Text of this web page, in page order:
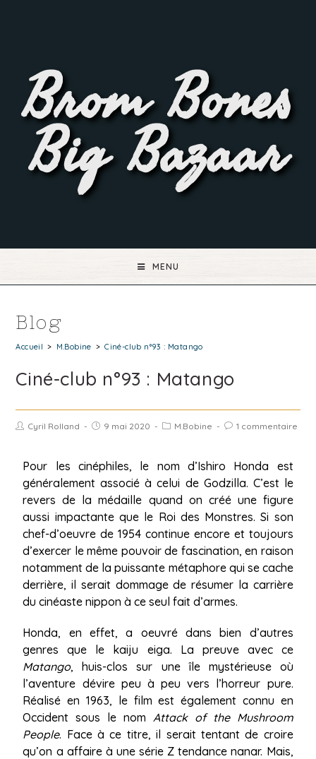
Brom Bones
Big Bazaar
MENU
Blog
Accueil > M.Bobine > Ciné-club n°93 : Matango
Ciné-club n°93 : Matango
Cyril Rolland 9 mai 2020 M.Bobine 1 commentaire
Pour les cinéphiles, le nom d’Ishiro Honda est
généralement associé à celui de Godzilla. C’est le
revers de la médaille quand on créé une figure
aussi impactante que le Roi des Monstres. Si son
chef-d’oeuvre de 1954 continue encore et toujours
d’exercer le même pouvoir de fascination, en raison
notamment de la puissante métaphore qui se cache
derrière, il serait dommage de résumer la carrière
du cinéaste nippon à ce seul fait d’armes.
Honda, en effet, a oeuvré dans bien d’autres
genres que le kaiju eiga. La preuve avec ce
Matango, huis-clos sur une île mystérieuse où
l’aventure dévire peu à peu vers l’horreur pure.
Réaliséen 1963, le film est également connu en
Occident sous le nom Attack of the Mushroom
People. Face à ce titre, il serait tentant de croire
qu’on a affaire à une série Z tendance nanar. Mais,